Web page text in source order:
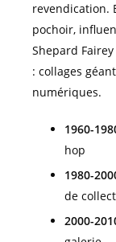
revendication.
pochoir,
Shepard
: collages
numériques.
1960-
hop
1980-
de
2000-